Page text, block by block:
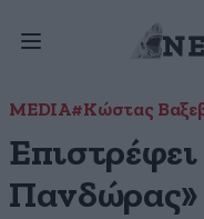
MEDIA#Κώστας
Πανδώρας»